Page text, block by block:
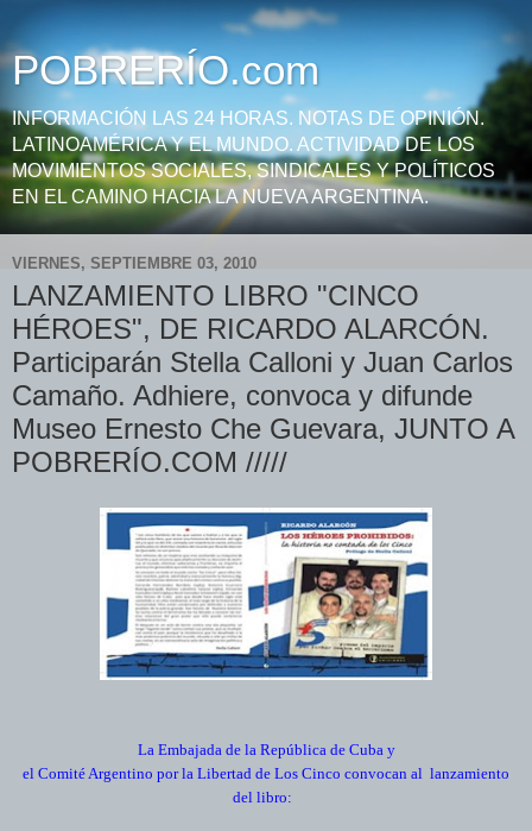
POBRERÍO.com
INFORMACIÓN LAS 24 HORAS. NOTAS DE OPINIÓN.
LATINOAMÉRICA Y EL MUNDO. ACTIVIDAD DE LOS
MOVIMIENTOS SOCIALES, SINDICALES Y POLÍTICOS
EN EL CAMINO HACIA LA NUEVA ARGENTINA.
VIERNES, SEPTIEMBRE 03, 2010
LANZAMIENTO LIBRO "CINCO
HÉROES", DE RICARDO ALARCÓN.
Participarán Stella Calloni y Juan Carlos
Camaño. Adhiere, convoca y difunde
Museo Ernesto Che Guevara, JUNTO A
POBRERÍO.COM /////
La Embajada de la República de Cuba y
el Comité Argentino por la Libertad de Los Cinco convocan al lanzamiento
del libro: